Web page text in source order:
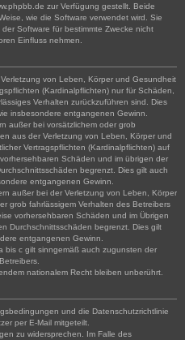
zur Verfügung gestellt. Beide
wie die Software verwendet wird. Sie
Software für bestimmte Zwecke nicht
Einfluss nehmen.
von Leben, Körper und Gesundheit
(Kardinalpflichten) nur für Schäden,
Verhalten zurückzuführen sind. Dies
insbesondere entgangenen Gewinn.
außer bei vorsätzlichem oder grob
aus der Verletzung von Leben, Körper und
Vertragspflichten (Kardinalpflichten) auf
Schäden und im übrigen der
begrenzt. Dies gilt auch
entgangenen Gewinn.
außer bei der Verletzung von Leben, Körper
grob fahrlässigem Verhalten des Betreibers
vorhersehbaren Schäden und im Übrigen
Durchschnittsschäden begrenzt. Dies gilt
entgangenen Gewinn.
bis c gilt sinngemäß auch zugunsten der
nationalem Recht bleiben unberührt.
und die Datenschutzrichtlinie
per E-Mail mitgeteilt.
zu widersprechen. Im Falle des